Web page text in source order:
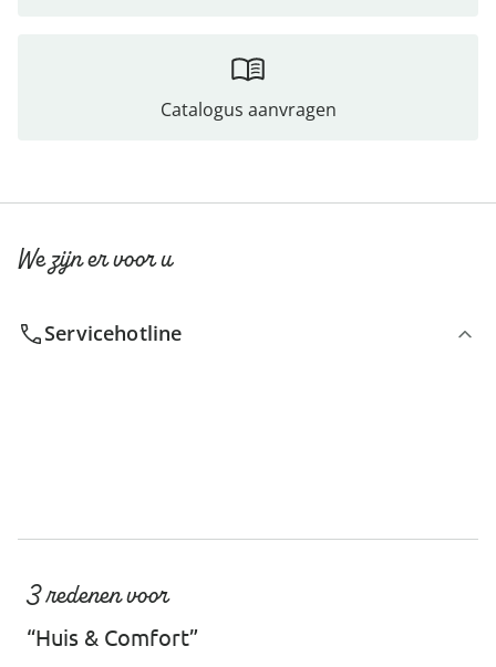
Catalogus aanvragen
We zijn er voor u
Servicehotline
3 redenen voor
“Huis & Comfort”